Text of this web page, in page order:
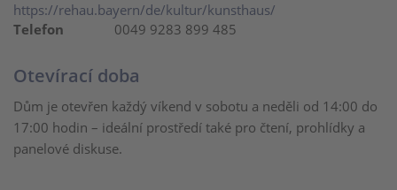
https://rehau.bayern/de/kultur/kunsthaus/
Telefon
0049 9283 899 485
Otevírací doba
Dům je otevřen každý víkend v sobotu a neděli od 14:00 do
17:00 hodin – ideální prostředí také pro čtení, prohlídky a
panelové diskuse.